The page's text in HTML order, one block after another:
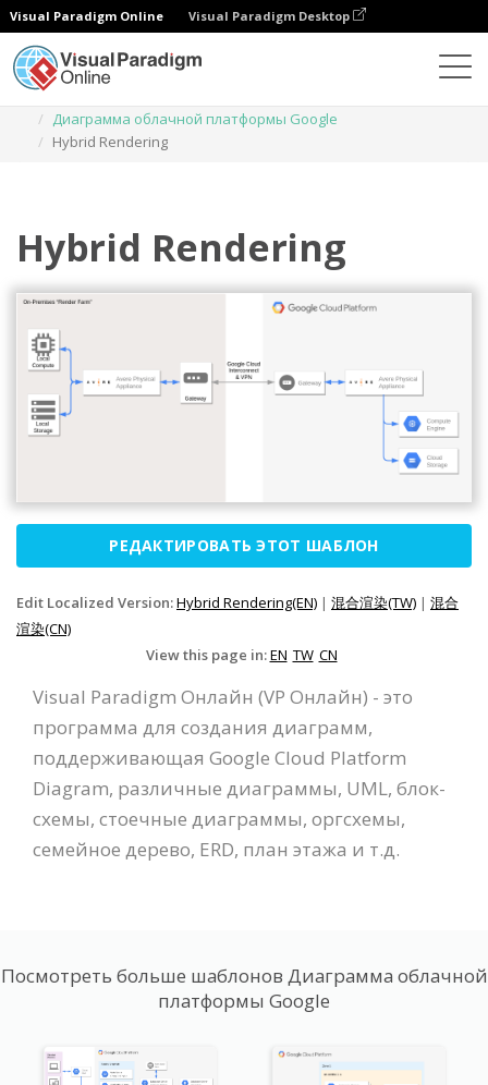
Visual Paradigm Online Visual Paradigm Desktop
Диаграмма облачной платформы Google
Hybrid Rendering
Hybrid Rendering
РЕДАКТИРОВАТЬ ЭТОТ ШАБЛОН
Edit Localized Version:Hybrid Rendering(EN) | 混合渲染(TW) | 混合
渲染(CN)
View this page in:EN TW CN
Visual Paradigm Онлайн (VP Онлайн) - это
программа для создания диаграмм,
поддерживающая Google Cloud Platform
Diagram, различные диаграммы, UML, блок-
схемы, стоечные диаграммы, оргсхемы,
семейное дерево, ERD, план этажа и т.д.
Посмотреть больше шаблонов Диаграмма облачной
платформы Google